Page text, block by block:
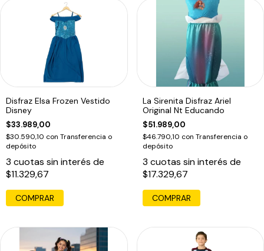
Disfraz Elsa Frozen Vestido
Disney
$33.989,00
$30.590,10 con Transferencia o
depósito
3 cuotas sin interés de
$11.329,67
COMPRAR
La Sirenita Disfraz Ariel
Original Nt Educando
$51.989,00
$46.790,10 con Transferencia o
depósito
3 cuotas sin interés de
$17.329,67
COMPRAR